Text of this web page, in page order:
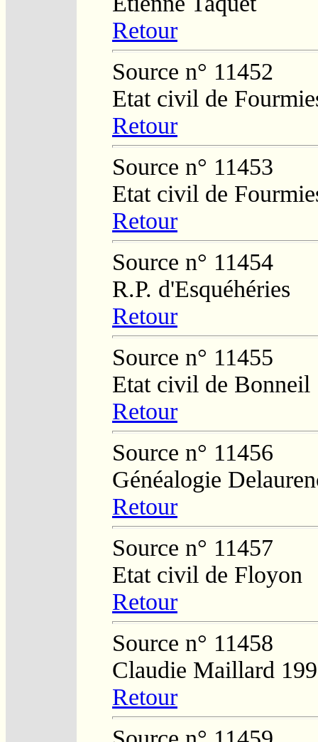
Retour
Source n° 11452
Etat civil de
Retour
Source n° 11453
Etat civil de
Retour
Source n° 11454
R.P. d'Esquéhéries
Retour
Source n° 11455
Etat civil de Bonneil
Retour
Source n° 11456
Généalogie
Retour
Source n° 11457
Etat civil de Floyon
Retour
Source n° 11458
Claudie Maillard
Retour